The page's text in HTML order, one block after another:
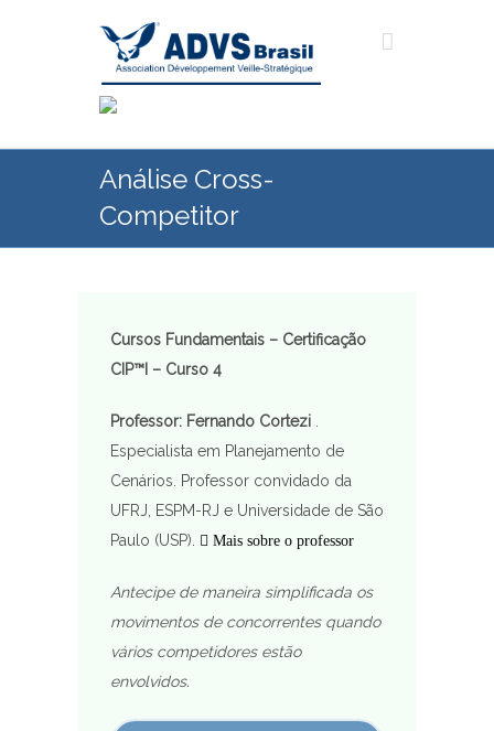
Análise Cross-
Competitor
Cursos Fundamentais – Certificação
CIP™I – Curso 4
Professor: Fernando Cortezi .
Especialista em Planejamento de
Cenários. Professor convidado da
UFRJ, ESPM-RJ e Universidade de São
Paulo (USP).
Mais sobre o professor
Antecipe de maneira simplificada os
movimentos de concorrentes quando
vários competidores estão
envolvidos.